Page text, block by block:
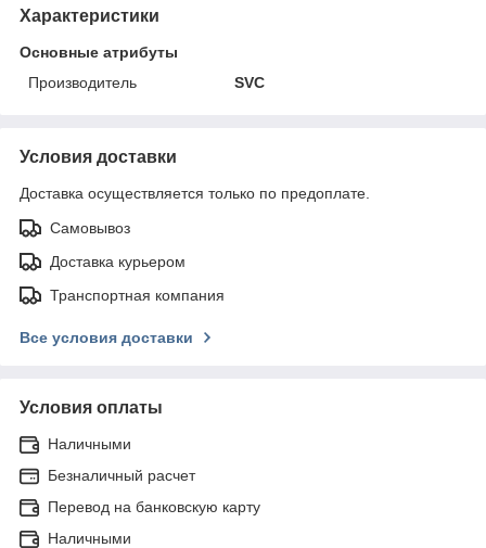
Характеристики
Основные атрибуты
Производитель
SVC
Условия доставки
Доставка осуществляется только по предоплате.
Самовывоз
Доставка курьером
Транспортная компания
Все условия доставки
Условия оплаты
Наличными
Безналичный расчет
Перевод на банковскую карту
Наличными